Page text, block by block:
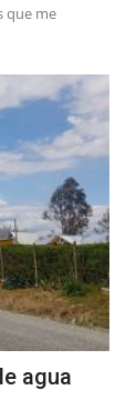
que me
agua